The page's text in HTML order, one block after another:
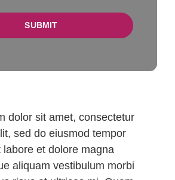
SUBMIT
dolor sit amet, consectetur
sed do eiusmod tempor
labore et dolore magna
aliquam vestibulum morbi